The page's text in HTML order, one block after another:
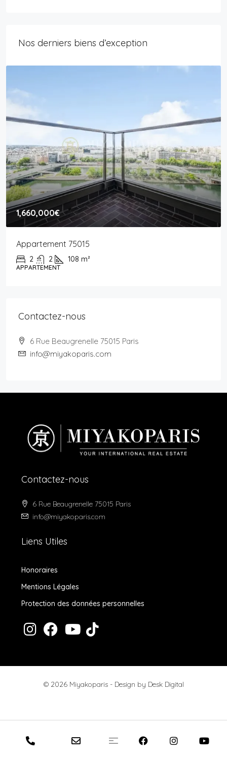
Nos derniers biens d’exception
1,660,000€
Appartement 75015
2 2 108 m²
APPARTEMENT
Contactez-nous
6 Rue Beaugrenelle 75015 Paris
info@miyakoparis.com
Contactez-nous
6 Rue Beaugrenelle 75015 Paris
info@miyakoparis.com
Liens Utiles
Honoraires
Mentions Légales
Protection des données personnelles
© 2026 Miyakoparis - Design by Desk Digital